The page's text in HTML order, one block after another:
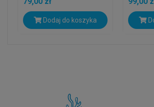
Dodaj do koszyka